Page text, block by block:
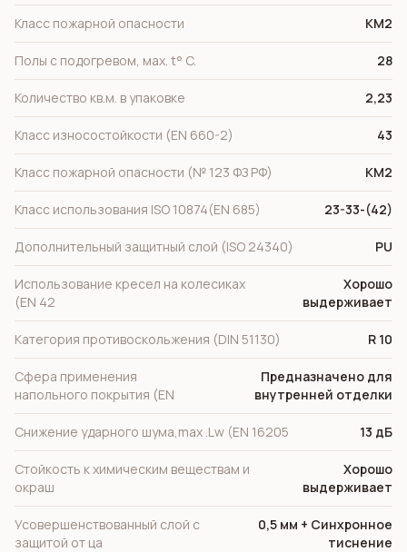
Класс пожарной опасности КМ2
Полы с подогревом, мах. t° C. 28
Количество кв.м. в упаковке 2,23
Класс износостойкости (EN 660-2) 43
Класс пожарной опасности (№ 123 ФЗ РФ) КМ2
Класс использования ISO 10874(EN 685) 23-33-(42)
Дополнительный защитный слой (ISO 24340) PU
Использование кресел на колесиках
(EN 42
Хорошо
выдерживает
Категория противоскольжения (DIN 51130) R 10
Сфера применения
напольного покрытия (EN
Предназначено для
внутренней отделки
Снижение ударного шума,max .Lw (EN 16205 13 дБ
Стойкость к химическим веществам и
окраш
Хорошо
выдерживает
Усовершенствованный слой с
защитой от ца
0,5 мм + Cинхронное
тиснение